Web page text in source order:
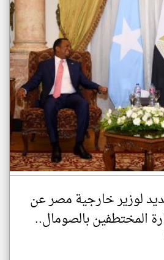
لوزير خارجية مصر عن
المختطفين بالصومال..